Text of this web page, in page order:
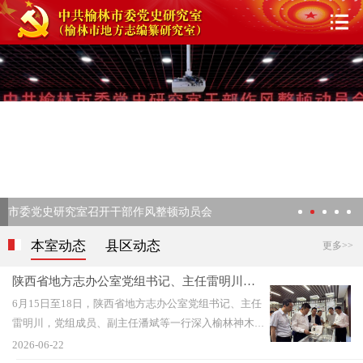
市委党史研究室召开干部作风整顿动员会
本室动态 县区动态 更多>>
陕西省地方志办公室党组书记、主任雷明川来
榆调研
6月15日至18日，陕西省地方志办公室党组书记、主任
雷明川，党组成员、副主任潘斌等一行深入榆林神木
市、榆阳区，围绕第三轮修志、地方综合年鉴全覆盖、
2026-06-22